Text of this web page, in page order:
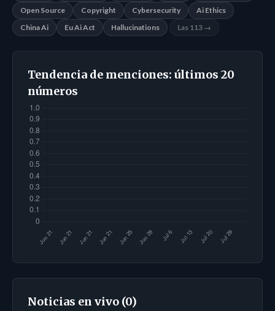
Open Source
Copyright Cybersecurity
Ai Ethics
China Ai
Eu Ai Act Hallucinations Las 113 →
Tendencia de menciones: últimos 20
números
Noticias en vivo (0)